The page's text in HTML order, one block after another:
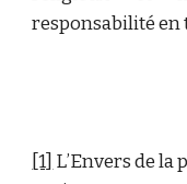
responsabilité en
[1] L’Envers de